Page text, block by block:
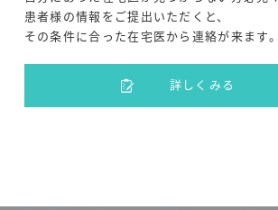
患者様の情報をご提出いただくと、
その条件に合った在宅医から連絡が来ます。
詳しくみる